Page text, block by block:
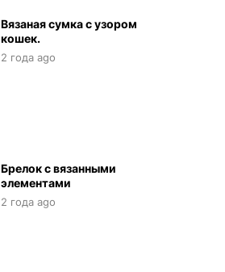
Вязаная сумка с узором
кошек.
2 года ago
Брелок с вязанными
элементами
2 года ago